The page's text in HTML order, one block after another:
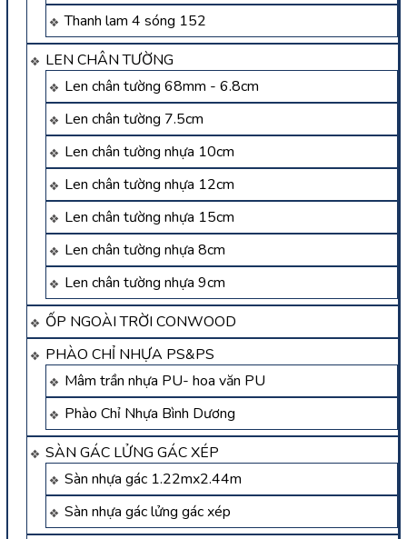
Thanh lam 4 sóng 152
LEN CHÂN TƯỜNG
Len chân tường 68mm - 6.8cm
Len chân tường 7.5cm
Len chân tường nhựa 10cm
Len chân tường nhựa 12cm
Len chân tường nhựa 15cm
Len chân tường nhựa 8cm
Len chân tường nhựa 9cm
ỐP NGOÀI TRỜI CONWOOD
PHÀO CHỈ NHỰA PS&PS
Mâm trần nhựa PU- hoa văn PU
Phào Chỉ Nhựa Bình Dương
SÀN GÁC LỬNG GÁC XÉP
Sàn nhựa gác 1.22mx2.44m
Sàn nhựa gác lửng gác xép